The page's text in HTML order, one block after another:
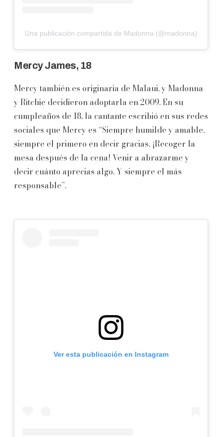
Una publicación compartida de Madonna (@madonna)
Mercy James, 18
Mercy también es originaria de Malaui, y Madonna
y Ritchie decidieron adoptarla en 2009. En su
cumpleaños de 18, la cantante escribió en sus redes
sociales que Mercy es “Siempre humilde y amable,
siempre el primero en decir gracias. ¡Recoger la
mesa después de la cena! Venir a abrazarme y
decir cuánto aprecias algo. Y siempre el más
responsable”.
Ver esta publicación en Instagram